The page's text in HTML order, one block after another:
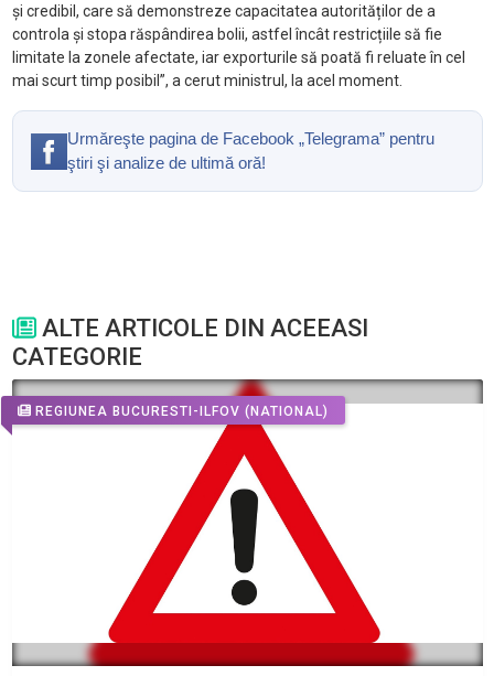
și credibil, care să demonstreze capacitatea autorităților de a
controla și stopa răspândirea bolii, astfel încât restricțiile să fie
limitate la zonele afectate, iar exporturile să poată fi reluate în cel
mai scurt timp posibil”, a cerut ministrul, la acel moment.
Urmăreşte pagina de Facebook „Telegrama” pentru
ştiri şi analize de ultimă oră!
ALTE ARTICOLE DIN ACEEASI
CATEGORIE
REGIUNEA BUCURESTI-ILFOV (NATIONAL)